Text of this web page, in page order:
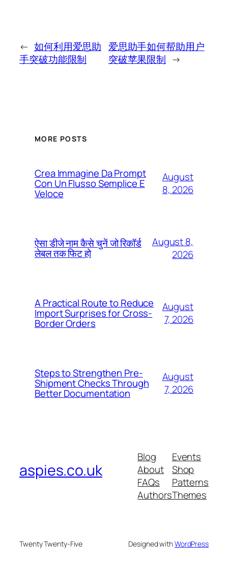
← 如何利用爱思助
手突破功能限制
爱思助手如何帮助用户
突破苹果限制 →
MORE POSTS
Crea Immagine Da Prompt
Con Un Flusso Semplice E
Veloce
August
8, 2026
ऐसा डीजे नाम कैसे चुनें जो रिकॉर्ड
लेबल तक फिट हो
August 8,
2026
A Practical Route to Reduce
Import Surprises for Cross-
Border Orders
August
7, 2026
Steps to Strengthen Pre-
Shipment Checks Through
Better Documentation
August
7, 2026
aspies.co.uk
Blog
About
FAQs
Authors
Events
Shop
Patterns
Themes
Twenty Twenty-Five Designed withWordPress